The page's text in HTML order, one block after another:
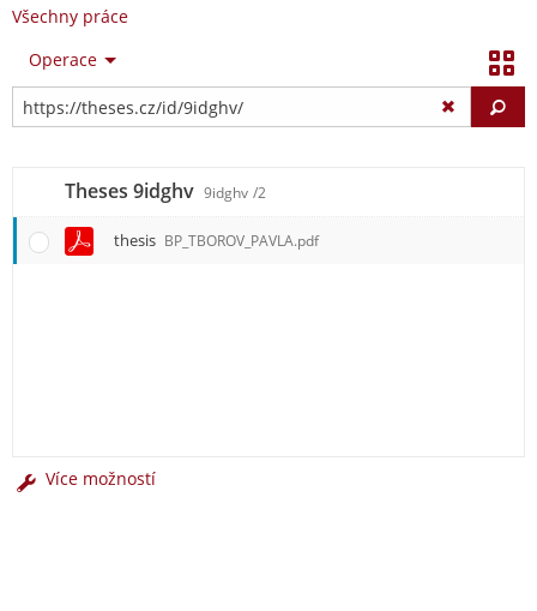
Všechny práce
Operace
Theses 9idghv 9idghv /2
thesis BP_TBOROV_PAVLA.pdf
Více možností